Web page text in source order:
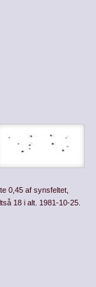
0,45 af synsfeltet,
18 i alt. 1981-10-25.